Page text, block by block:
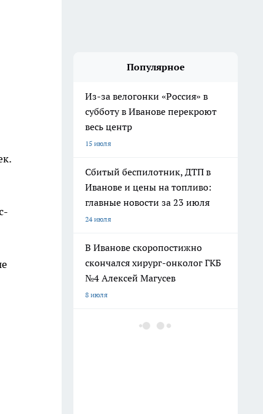
Популярное
Из-за велогонки «Россия» в
субботу в Иванове перекроют
весь центр
15 июля
Сбитый беспилотник, ДТП в
Иванове и цены на топливо:
главные новости за 23 июля
24 июля
В Иванове скоропостижно
скончался хирург-онколог ГКБ
№4 Алексей Магусев
8 июля
«Лиза Алерт» просит